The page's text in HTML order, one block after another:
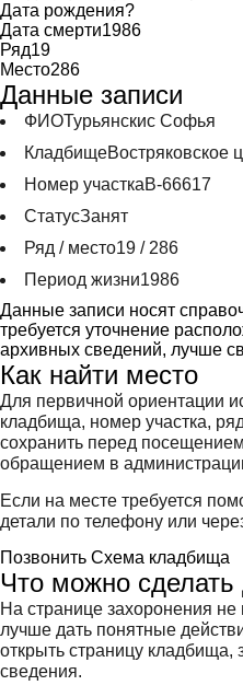
Дата рождения?
Дата смерти1986
Ряд19
Место286
Данные записи
ФИОТурьянскис Софья
КладбищеВостряковское
Номер участкаВ-66617
СтатусЗанят
Ряд / место19 / 286
Период жизни1986
Данные записи носят
требуется уточнение
архивных сведений, лучше
Как найти место
Для первичной ориентации
кладбища, номер участка,
сохранить перед
обращением в
Если на месте требуется
детали по телефону или
Позвонить Схема кладбища
Что можно
На странице захоронения
лучше дать понятные
открыть страницу кладбища,
сведения.